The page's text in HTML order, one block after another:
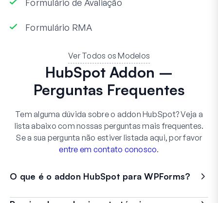
Formulário de Avaliação
Formulário RMA
Ver Todos os Modelos
HubSpot Addon –
Perguntas Frequentes
Tem alguma dúvida sobre o addon HubSpot? Veja a
lista abaixo com nossas perguntas mais frequentes.
Se a sua pergunta não estiver listada aqui, por favor
entre em contato conosco.
O que é o addon HubSpot para WPForms?